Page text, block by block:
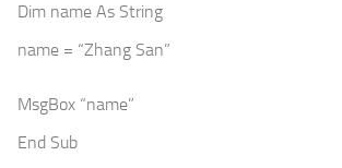
Dim name As String
name = “Zhang San”
MsgBox “name”
End Sub